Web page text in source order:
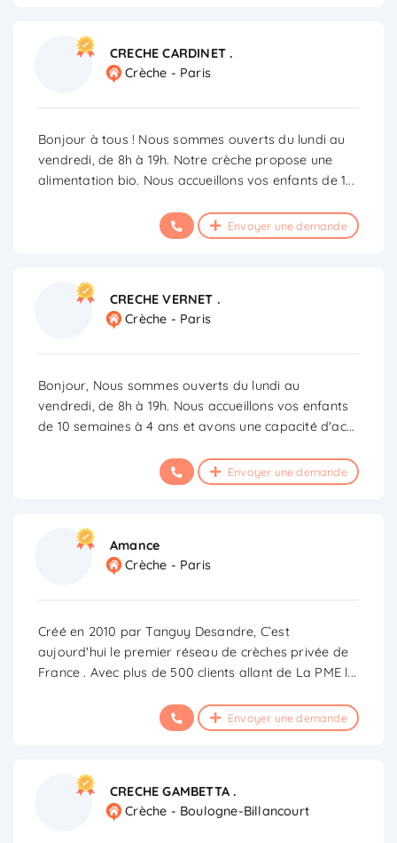
CRECHE CARDINET .
Crèche - Paris
Bonjour à tous ! Nous sommes ouverts du lundi au
vendredi, de 8h à 19h. Notre crèche propose une
alimentation bio. Nous accueillons vos enfants de 1...
Envoyer une demande
CRECHE VERNET .
Crèche - Paris
Bonjour, Nous sommes ouverts du lundi au
vendredi, de 8h à 19h. Nous accueillons vos enfants
de 10 semaines à 4 ans et avons une capacité d'ac...
Envoyer une demande
Amance
Crèche - Paris
Créé en 2010 par Tanguy Desandre, C’est
aujourd'hui le premier réseau de crèches privée de
France . Avec plus de 500 clients allant de La PME l...
Envoyer une demande
CRECHE GAMBETTA .
Crèche - Boulogne-Billancourt